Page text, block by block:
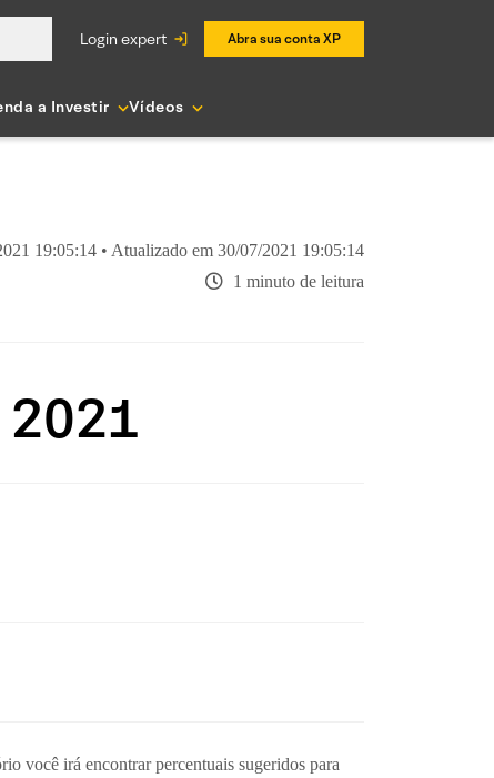
login expert Abra sua conta XP
a Investir Vídeos
19:05:14 • Atualizado em 30/07/2021 19:05:14
1 minuto de leitura
você irá encontrar percentuais sugeridos para